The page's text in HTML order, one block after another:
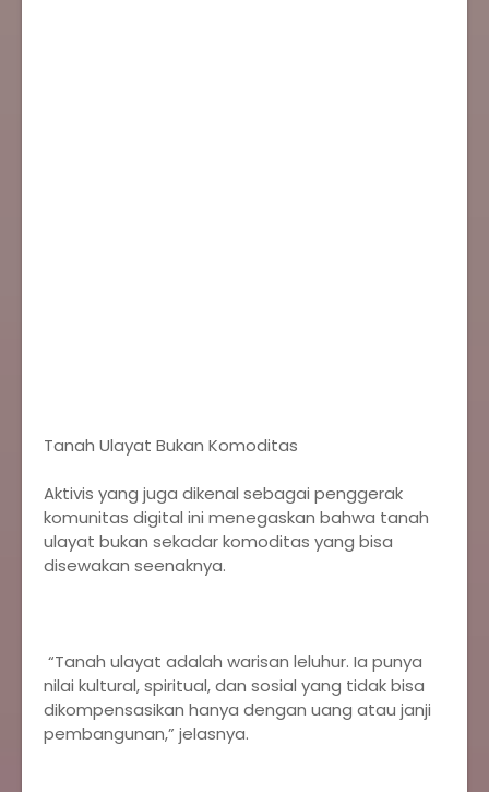
Tanah Ulayat Bukan Komoditas
Aktivis yang juga dikenal sebagai penggerak
komunitas digital ini menegaskan bahwa tanah
ulayat bukan sekadar komoditas yang bisa
disewakan seenaknya.
“Tanah ulayat adalah warisan leluhur. Ia punya
nilai kultural, spiritual, dan sosial yang tidak bisa
dikompensasikan hanya dengan uang atau janji
pembangunan,” jelasnya.